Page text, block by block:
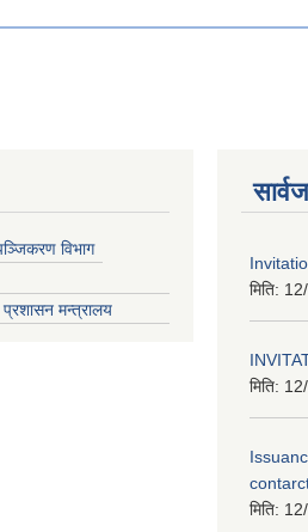
विभाग
प्रशासन मन्त्रालय
मिति:
मिति:
मिति: